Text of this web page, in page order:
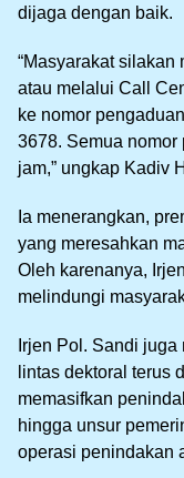
dijaga dengan baik.
“Masyarakat
atau melalui Call
ke nomor
3678. Semua
jam,” ungkap Kadiv
Ia menerangkan,
yang meresahkan
Oleh karenanya,
melindungi
Irjen Pol. Sandi
lintas dektoral terus
memasifkan
hingga unsur
operasi penindakan